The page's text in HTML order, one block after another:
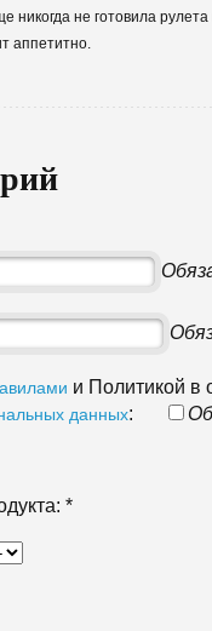
никогда не готовила
аппетитно.
и Политикой в
данных:
*